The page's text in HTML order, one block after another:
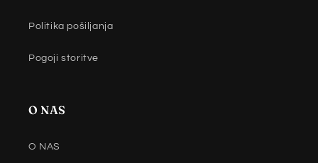
Politika pošiljanja
Pogoji storitve
O NAS
O NAS